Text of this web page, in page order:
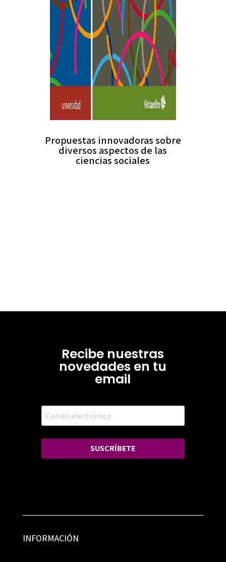
Propuestas innovadoras sobre
diversos aspectos de las
ciencias sociales
Recibe nuestras
novedades en tu
email
SUSCRÍBETE
INFORMACIÓN